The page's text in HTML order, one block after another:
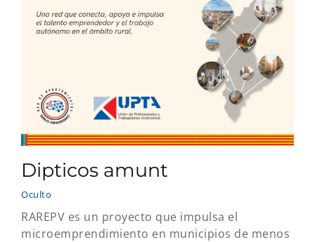
Dipticos amunt
Oculto
RAREPV es un proyecto que impulsa el
microemprendimiento en municipios de menos